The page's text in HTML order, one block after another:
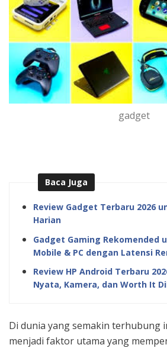
gadget
Baca Juga
Review Gadget Terbaru 2026
Harian
Gadget Gaming Rekomended
Mobile & PC dengan Latensi
Review HP Android Terbaru
Nyata, Kamera, dan Worth It
Di dunia yang semakin terhubung
menjadi faktor utama yang